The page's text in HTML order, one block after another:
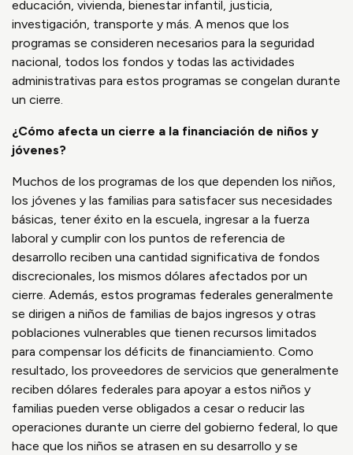
educación, vivienda, bienestar infantil, justicia,
investigación, transporte y más. A menos que los
programas se consideren necesarios para la seguridad
nacional, todos los fondos y todas las actividades
administrativas para estos programas se congelan durante
un cierre.
¿Cómo afecta un cierre a la financiación de niños y
jóvenes?
Muchos de los programas de los que dependen los niños,
los jóvenes y las familias para satisfacer sus necesidades
básicas, tener éxito en la escuela, ingresar a la fuerza
laboral y cumplir con los puntos de referencia de
desarrollo reciben una cantidad significativa de fondos
discrecionales, los mismos dólares afectados por un
cierre. Además, estos programas federales generalmente
se dirigen a niños de familias de bajos ingresos y otras
poblaciones vulnerables que tienen recursos limitados
para compensar los déficits de financiamiento. Como
resultado, los proveedores de servicios que generalmente
reciben dólares federales para apoyar a estos niños y
familias pueden verse obligados a cesar o reducir las
operaciones durante un cierre del gobierno federal, lo que
hace que los niños se atrasen en su desarrollo y se